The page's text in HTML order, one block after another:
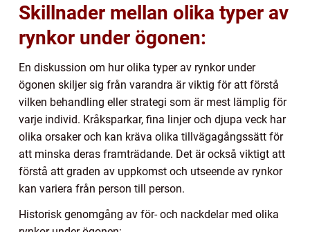
Skillnader mellan olika typer av
rynkor under ögonen:
En diskussion om hur olika typer av rynkor under
ögonen skiljer sig från varandra är viktig för att förstå
vilken behandling eller strategi som är mest lämplig för
varje individ. Kråksparkar, fina linjer och djupa veck har
olika orsaker och kan kräva olika tillvägagångssätt för
att minska deras framträdande. Det är också viktigt att
förstå att graden av uppkomst och utseende av rynkor
kan variera från person till person.
Historisk genomgång av för- och nackdelar med olika